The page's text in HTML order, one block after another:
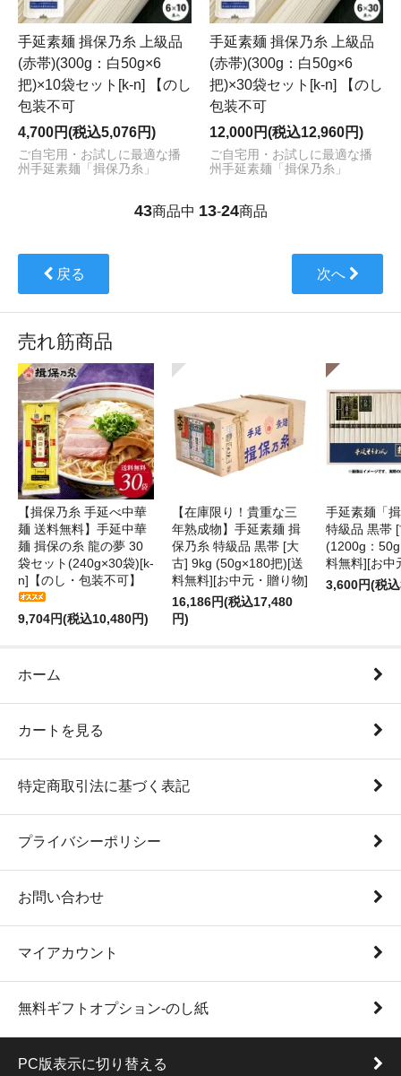
手延素麺 揖保乃糸 上級品
(赤帯)(300g：白50g×6
把)×10袋セット[k-n] 【のし
包装不可
4,700円(税込5,076円)
ご自宅用・お試しに最適な播
州手延素麺「揖保乃糸」
手延素麺 揖保乃糸 上級品
(赤帯)(300g：白50g×6
把)×30袋セット[k-n] 【のし
包装不可
12,000円(税込12,960円)
ご自宅用・お試しに最適な播
州手延素麺「揖保乃糸」
43商品中 13-24商品
戻る 次へ
売れ筋商品
【揖保乃糸 手延べ中華
麺 送料無料】手延中華
麺 揖保の糸 龍の夢 30
袋セット(240g×30袋)[k-
n]【のし・包装不可】
9,704円(税込10,480円)
【在庫限り！貴重な三
年熟成物】手延素麺 揖
保乃糸 特級品 黒帯 [大
古] 9kg (50g×180把)[送
料無料][お中元・贈り物]
16,186円(税込17,480
円)
手延素麺「
特級品 黒帯
(1200g：
料無料][お中
3,600円(税
ホーム
カートを見る
特定商取引法に基づく表記
プライバシーポリシー
お問い合わせ
マイアカウント
無料ギフトオプション-のし紙
PC版表示に切り替える